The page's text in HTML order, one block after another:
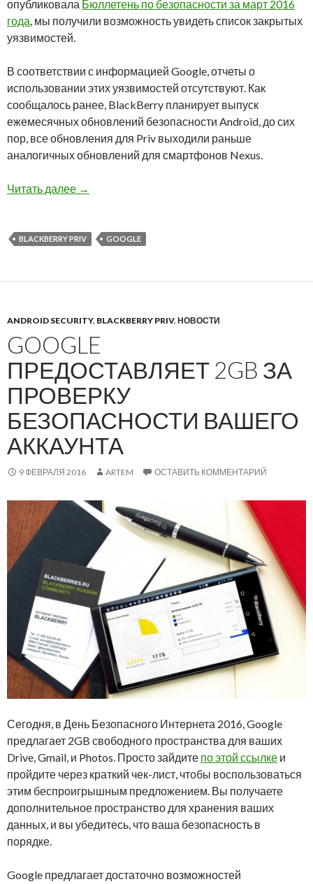
опубликовала Бюллетень по безопасности за март 2016
года, мы получили возможность увидеть список закрытых
уязвимостей.
В соответствии с информацией Google, отчеты о
использовании этих уязвимостей отсутствуют. Как
сообщалось ранее, BlackBerry планирует выпуск
ежемесячных обновлений безопасности Android, до сих
пор, все обновления для Priv выходили раньше
аналогичных обновлений для смартфонов Nexus.
Читать далее BlackBerry закрыла уязвимости в BlackBerry
→
BLACKBERRY PRIV GOOGLE
ANDROID SECURITY, BLACKBERRY PRIV, НОВОСТИ
GOOGLE
ПРЕДОСТАВЛЯЕТ 2GB ЗА
ПРОВЕРКУ
БЕЗОПАСНОСТИ ВАШЕГО
АККАУНТА
9 ФЕВРАЛЯ 2016 ARTEM ОСТАВИТЬ КОММЕНТАРИЙ
Сегодня, в День Безопасного Интернета 2016, Google
предлагает 2GB свободного пространства для ваших
Drive, Gmail, и Photos. Просто зайдите по этой ссылке и
пройдите через краткий чек-лист, чтобы воспользоваться
этим беспроигрышным предложением. Вы получаете
дополнительное пространство для хранения ваших
данных, и вы убедитесь, что ваша безопасность в
порядке.
Google предлагает достаточно возможностей